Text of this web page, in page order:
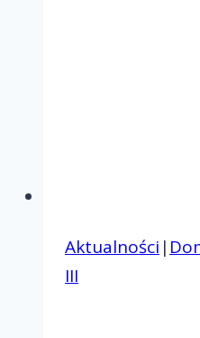
Aktualności |
III